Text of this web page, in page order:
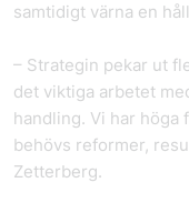
samtidigt värna en
– Strategin pekar ut
det viktiga arbetet
handling. Vi har höga
behövs reformer,
Zetterberg.